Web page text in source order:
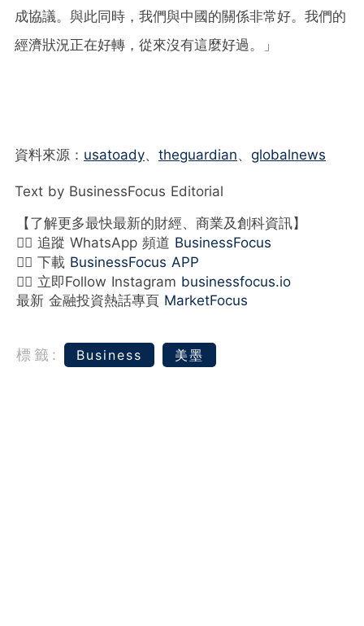
成協議。與此同時，我們與中國的關係非常好。我們的
經濟狀況正在好轉，從來沒有這麼好過。」
資料來源： usatoady、 theguardian、 globalnews
Text by BusinessFocus Editorial
【了解更多最快最新的財經、商業及創科資訊】
👉🏻 追蹤 WhatsApp 頻道 BusinessFocus
👉🏻 下載 BusinessFocus APP
👉🏻 立即Follow Instagram businessfocus.io
最新 金融投資熱話專頁 MarketFocus
標籤: Business 美墨